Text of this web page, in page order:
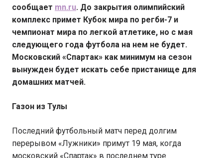
сообщает mn.ru. До закрытия олимпийский
комплекс примет Кубок мира по регби-7 и
чемпионат мира по легкой атлетике, но с мая
следующего года футбола на нем не будет.
Московский «Спартак» как минимум на сезон
вынужден будет искать себе пристанище для
домашних матчей.
Газон из Тулы
Последний футбольный матч перед долгим
перерывом «Лужники» примут 19 мая, когда
московский «Спартак» в последнем туре